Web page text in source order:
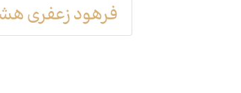
فرهود زعفری